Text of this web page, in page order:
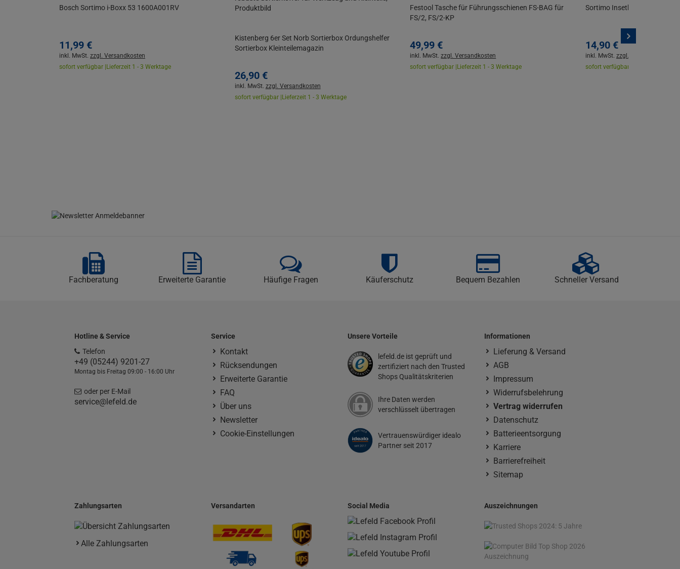
Bosch Sortimo i-Boxx 53 1600A001RV
11,99 €
inkl. MwSt. zzgl. Versandkosten
sofort verfügbar | Lieferzeit 1 - 3 Werktage
Kistenberg 6er Set Norb Sortierbox Ordungshelfer
Sortierbox Kleinteilemagazin
26,90 €
inkl. MwSt. zzgl. Versandkosten
sofort verfügbar | Lieferzeit 1 - 3 Werktage
Festool Tasche für Führungsschienen FS-BAG für
FS/2, FS/2-KP
49,99 €
inkl. MwSt.zzgl. Versandkosten
sofort verfügbar | Lieferzeit 1 - 3 Werktage
Sortimo Insetboxenset H3 LB
14,90 €
inkl. MwSt. zzgl. Versandkosten
sofort verfügbar |
Fachberatung Erweiterte Garantie Häufige Fragen Käuferschutz Bequem Bezahlen Schneller Versand
Hotline & Service
Telefon
+49 (05244) 9201-27
Montag bis Freitag 09:00 - 16:00 Uhr
oder per E-Mail
service@lefeld.de
Service
Kontakt
Rücksendungen
Erweiterte Garantie
FAQ
Über uns
Newsletter
Cookie-Einstellungen
Unsere Vorteile
lefeld.de ist geprüft und
zertifiziert nach den Trusted
Shops Qualitätskriterien
Ihre Daten werden
verschlüsselt übertragen
Vertrauenswürdiger idealo
Partner seit 2017
Informationen
Lieferung & Versand
AGB
Impressum
Widerrufsbelehrung
Vertrag widerrufen
Datenschutz
Batterieentsorgung
Karriere
Barrierefreiheit
Sitemap
Zahlungsarten
Alle Zahlungsarten
Versandarten Social Media Auszeichnungen